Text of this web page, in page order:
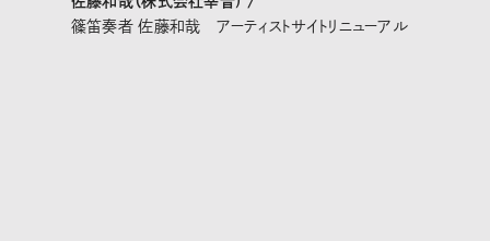
篠笛奏者 佐藤和哉 アーティストサイトリニューアル